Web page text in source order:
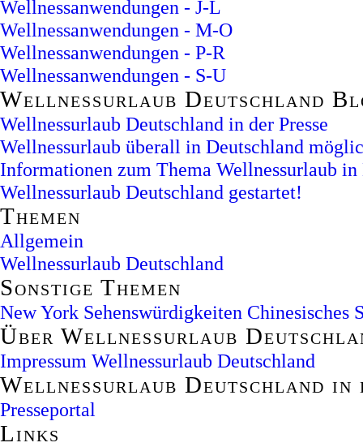
Wellnessanwendungen - J-L
Wellnessanwendungen - M-O
Wellnessanwendungen - P-R
Wellnessanwendungen - S-U
Wellnessurlaub Deutschland
Wellnessurlaub Deutschland in der Presse
Wellnessurlaub überall in Deutschland
Informationen zum Thema Wellnessurlaub in
Wellnessurlaub Deutschland gestartet!
Themen
Allgemein
Wellnessurlaub Deutschland
Sonstige Themen
New York Sehenswürdigkeiten Chinesisches
Über Wellnessurlaub
Impressum Wellnessurlaub Deutschland
Wellnessurlaub Deutschland in
Presseportal
Links